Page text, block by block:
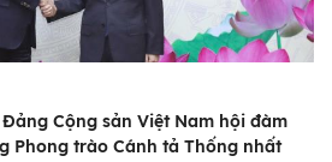
Cộng sản Việt Nam hội đàm
Phong trào Cánh tả Thống nhất